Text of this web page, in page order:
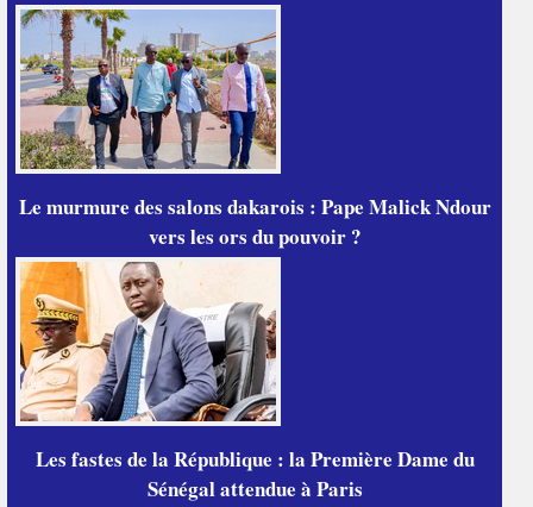
Le murmure des salons dakarois : Pape Malick Ndour
vers les ors du pouvoir ?
Les fastes de la République : la Première Dame du
Sénégal attendue à Paris